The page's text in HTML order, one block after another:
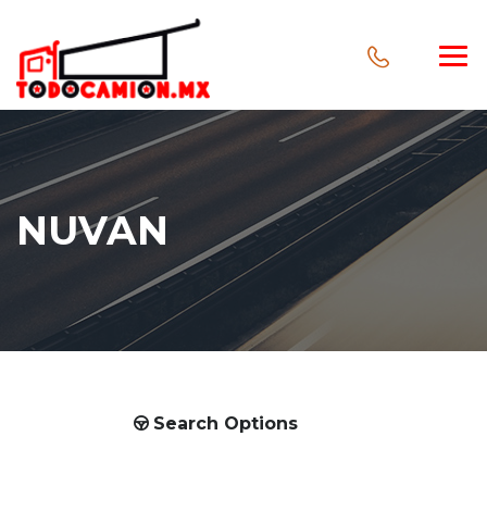
NUVAN
Search Options